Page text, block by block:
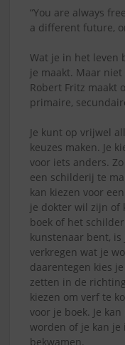
“You are always
a different future,
Wat je in het leven
je maakt. Maar
Robert Fritz maakt
primaire,
Je kunt op vrijwel
keuzes maken. Je
voor iets anders.
een schilderij te
kan kiezen voor
je dokter wil zijn of
boek of het
kunstenaar bent,
verkregen wat je
daarentegen kies
zetten in de
kiezen om verf te
voor je boek. Je
worden of je kan je
bekwamen.